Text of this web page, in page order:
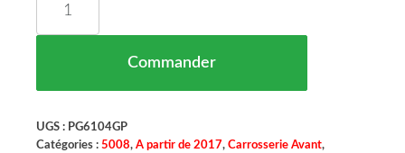
Commander
UGS : PG6104GP
Catégories : 5008, A partir de 2017, Carrosserie Avant,